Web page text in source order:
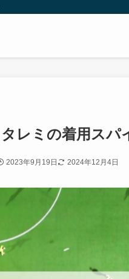
レミの着用スパ
2023年9月19日 2024年12月4日